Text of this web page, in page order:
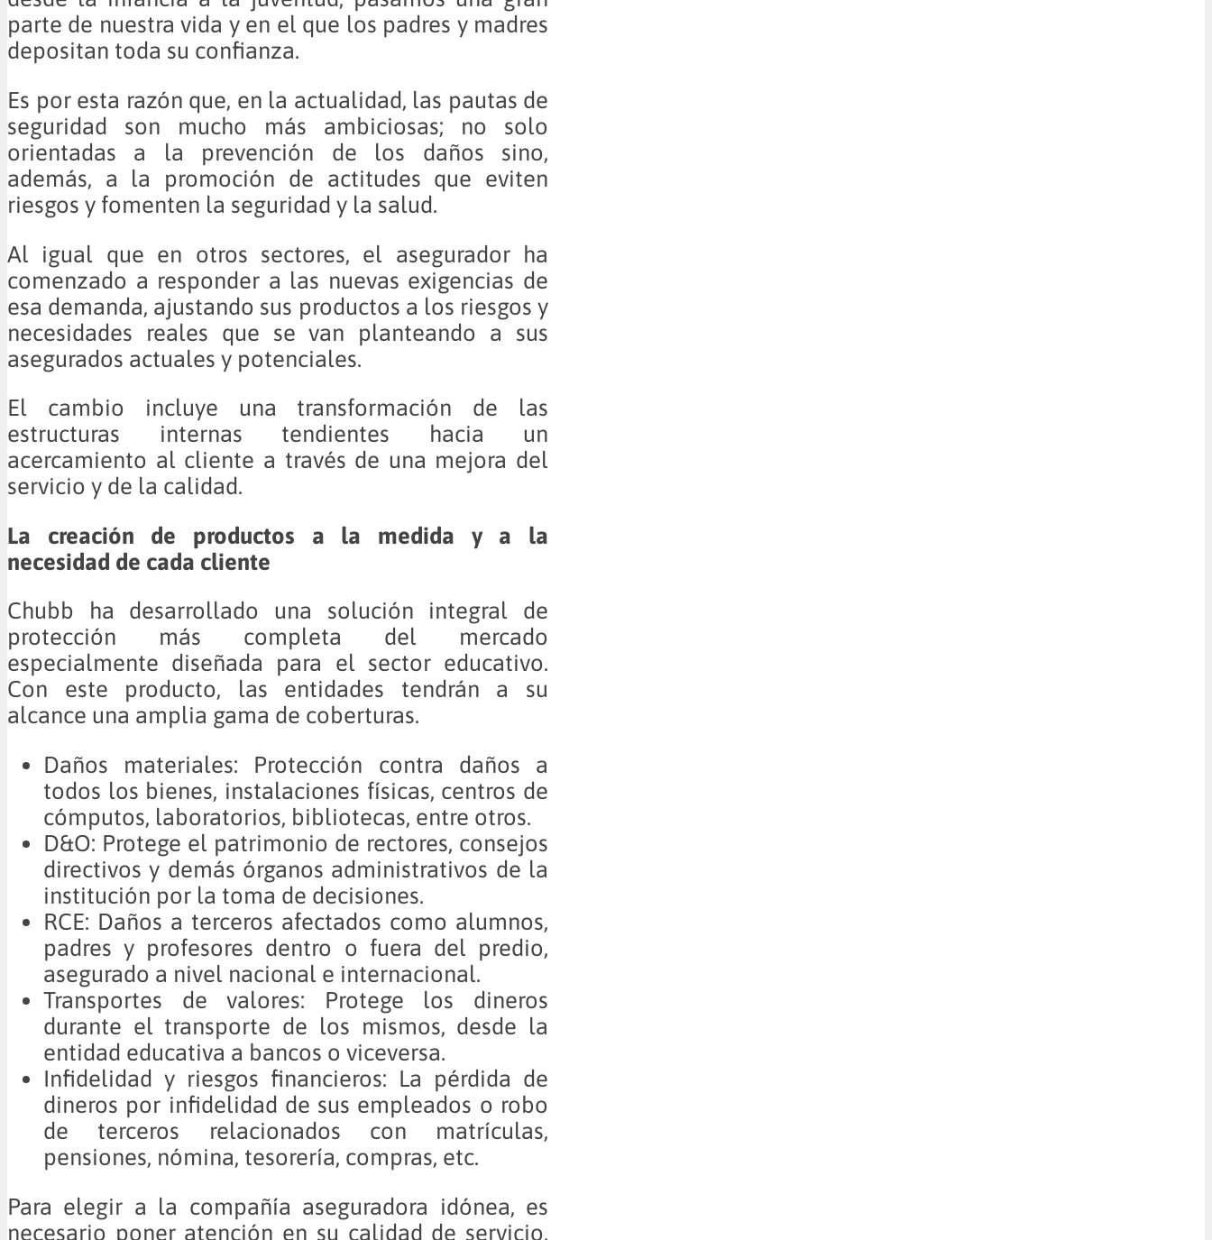
parte de nuestra vida y en el que los padres y madres
depositan toda su confianza.
Es por esta razón que, en la actualidad, las pautas de
seguridad son mucho más ambiciosas; no solo
orientadas a la prevención de los daños sino,
además, a la promoción de actitudes que eviten
riesgos y fomenten la seguridad y la salud.
Al igual que en otros sectores, el asegurador ha
comenzado a responder a las nuevas exigencias de
esa demanda, ajustando sus productos a los riesgos y
necesidades reales que se van planteando a sus
asegurados actuales y potenciales.
El cambio incluye una transformación de las
estructuras internas tendientes hacia un
acercamiento al cliente a través de una mejora del
servicio y de la calidad.
La creación de productos a la medida y a la
necesidad de cada cliente
Chubb ha desarrollado una solución integral de
protección más completa del mercado
especialmente diseñada para el sector educativo.
Con este producto, las entidades tendrán a su
alcance una amplia gama de coberturas.
Daños materiales: Protección contra daños a
todos los bienes, instalaciones físicas, centros de
cómputos, laboratorios, bibliotecas, entre otros.
D&O: Protege el patrimonio de rectores, consejos
directivos y demás órganos administrativos de la
institución por la toma de decisiones.
RCE: Daños a terceros afectados como alumnos,
padres y profesores dentro o fuera del predio,
asegurado a nivel nacional e internacional.
Transportes de valores: Protege los dineros
durante el transporte de los mismos, desde la
entidad educativa a bancos o viceversa.
Infidelidad y riesgos financieros: La pérdida de
dineros por infidelidad de sus empleados o robo
de terceros relacionados con matrículas,
pensiones, nómina, tesorería, compras, etc.
Para elegir a la compañía aseguradora idónea, es
necesario poner atención en su calidad de servicio,